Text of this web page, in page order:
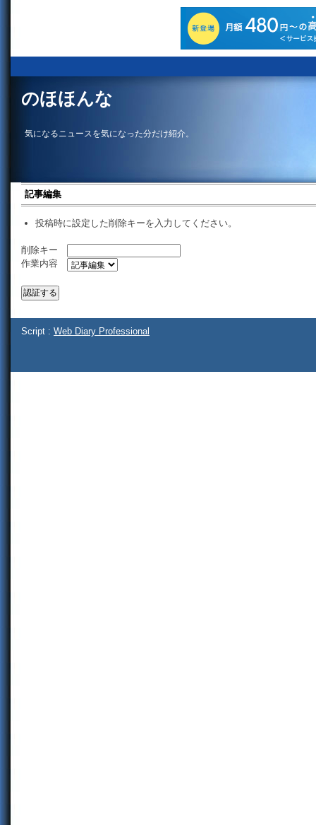
のほほんな
気になるニュースを気になった分だけ紹介。
記事編集
投稿時に設定した削除キーを入力してください。
削除キー
作業内容
Script : Web Diary Professional